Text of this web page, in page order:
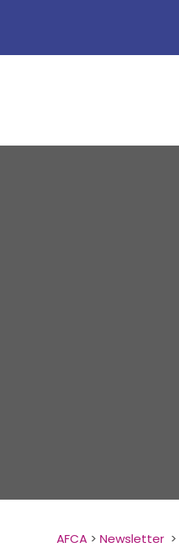
AFCA > Newsletter >